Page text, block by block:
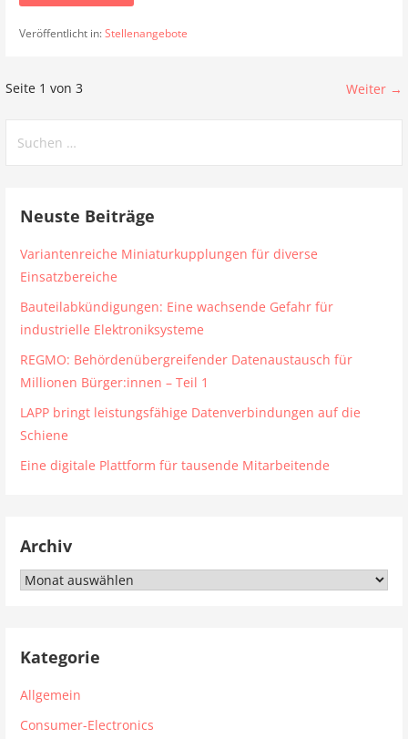
Veröffentlicht in:Stellenangebote
Beitrag
Navigation
Seite 1 von 3 Weiter →
nach:
Neuste Beiträge
Variantenreiche Miniaturkupplungen für diverse
Einsatzbereiche
Bauteilabkündigungen: Eine wachsende Gefahr für
industrielle Elektroniksysteme
REGMO: Behördenübergreifender Datenaustausch für
Millionen Bürger:innen – Teil 1
LAPP bringt leistungsfähige Datenverbindungen auf die
Schiene
Eine digitale Plattform für tausende Mitarbeitende
Archiv
Archiv
Kategorie
Allgemein
Consumer-Electronics